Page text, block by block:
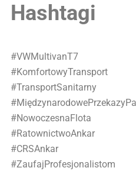
Hashtagi
#VWMultivanT7
#KomfortowyTransport
#TransportSanitarny
#NowoczesnaFlota
#RatownictwoAnkar
#CRSAnkar
#ZaufajProfesjonalistom